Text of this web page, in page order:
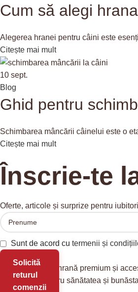
Cum să alegi
Alegerea hranei pentru câini este
Citește mai mult
10 sept.
Blog
Ghid pentru
Schimbarea mâncării câinelui este o
Citește mai mult
Înscrie-te
Oferte, articole și surprize pentru
Sunt de acord cu termenii și
Solicită
returul
comenzii
Redis Petoferă hrană premium și
soluții reale pentru sănătatea și